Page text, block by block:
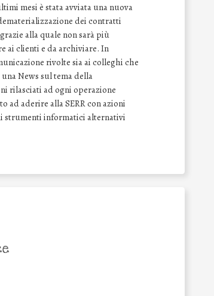
mesi è stata avviata una nuova
dei contratti
alla quale non sarà più
ai clienti e da archiviare. In
rivolte sia ai colleghi che
News sul tema della
rilasciati ad ogni operazione
ad aderire alla SERR con azioni
strumenti informatici alternativi